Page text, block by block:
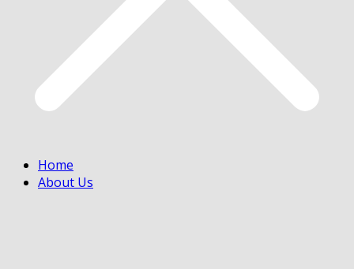
Home
About Us